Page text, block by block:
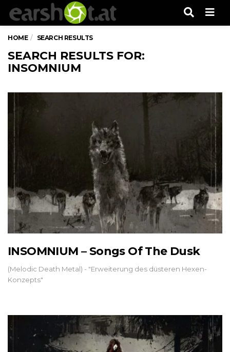
HOME SEARCH RESULTS
SEARCH RESULTS FOR:
INSOMNIUM
INSOMNIUM – Songs Of The Dusk
(Melodic Death Metal) - "Erweiterung des düsteren Hexen-
Konzepts"